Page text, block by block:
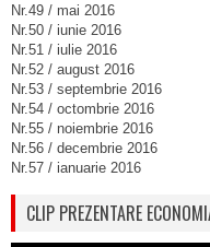
Nr.49 / mai 2016
Nr.50 / iunie 2016
Nr.51 / iulie 2016
Nr.52 / august 2016
Nr.53 / septembrie 2016
Nr.54 / octombrie 2016
Nr.55 / noiembrie 2016
Nr.56 / decembrie 2016
Nr.57 / ianuarie 2016
CLIP PREZENTARE